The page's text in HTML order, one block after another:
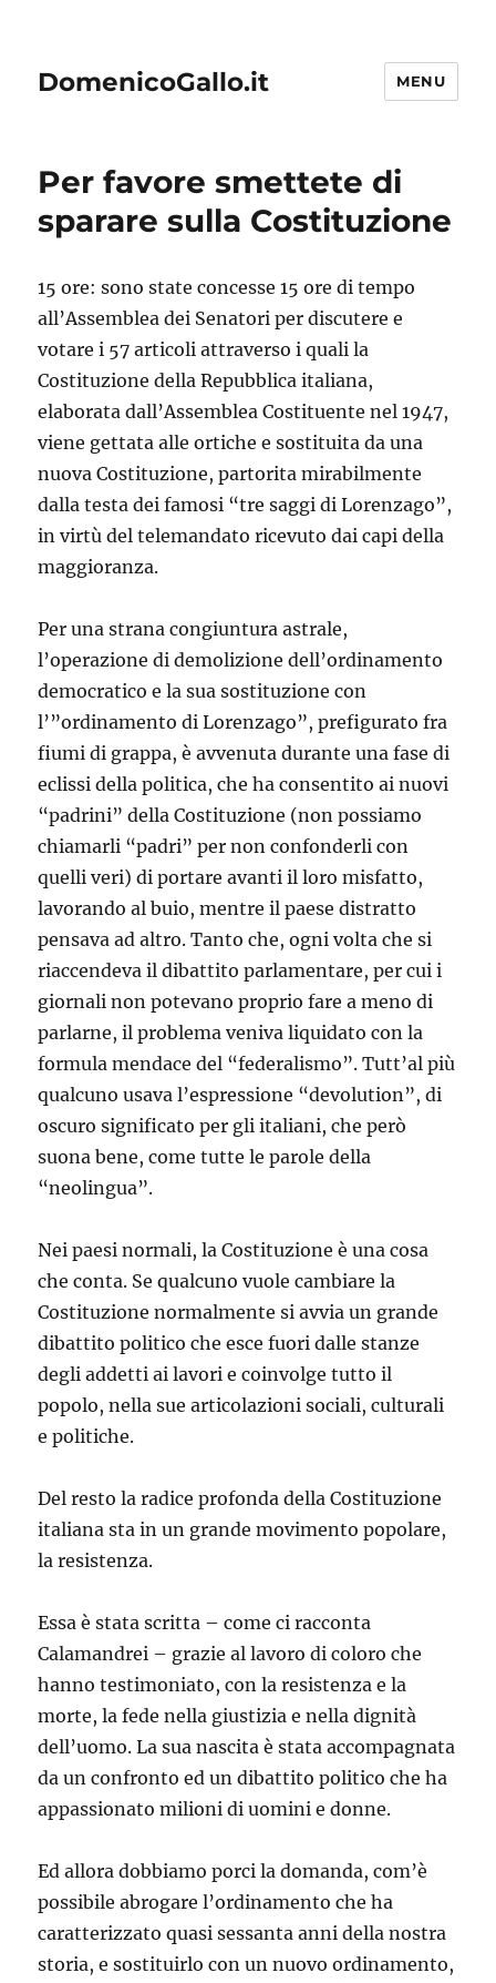
DomenicoGallo.it MENU
Per favore smettete di
sparare sulla Costituzione
15 ore: sono state concesse 15 ore di tempo
all’Assemblea dei Senatori per discutere e
votare i 57 articoli attraverso i quali la
Costituzione della Repubblica italiana,
elaborata dall’Assemblea Costituente nel 1947,
viene gettata alle ortiche e sostituita da una
nuova Costituzione, partorita mirabilmente
dalla testa dei famosi “tre saggi di Lorenzago”,
in virtù del telemandato ricevuto dai capi della
maggioranza.
Per una strana congiuntura astrale,
l’operazione di demolizione dell’ordinamento
democratico e la sua sostituzione con
l’”ordinamento di Lorenzago”, prefigurato fra
fiumi di grappa, è avvenuta durante una fase di
eclissi della politica, che ha consentito ai nuovi
“padrini” della Costituzione (non possiamo
chiamarli “padri” per non confonderli con
quelli veri) di portare avanti il loro misfatto,
lavorando al buio, mentre il paese distratto
pensava ad altro. Tanto che, ogni volta che si
riaccendeva il dibattito parlamentare, per cui i
giornali non potevano proprio fare a meno di
parlarne, il problema veniva liquidato con la
formula mendace del “federalismo”. Tutt’al più
qualcuno usava l’espressione “devolution”, di
oscuro significato per gli italiani, che però
suona bene, come tutte le parole della
“neolingua”.
Nei paesi normali, la Costituzione è una cosa
che conta. Se qualcuno vuole cambiare la
Costituzione normalmente si avvia un grande
dibattito politico che esce fuori dalle stanze
degli addetti ai lavori e coinvolge tutto il
popolo, nella sue articolazioni sociali, culturali
e politiche.
Del resto la radice profonda della Costituzione
italiana sta in un grande movimento popolare,
la resistenza.
Essa è stata scritta – come ci racconta
Calamandrei – grazie al lavoro di coloro che
hanno testimoniato, con la resistenza e la
morte, la fede nella giustizia e nella dignità
dell’uomo. La sua nascita è stata accompagnata
da un confronto ed un dibattito politico che ha
appassionato milioni di uomini e donne.
Ed allora dobbiamo porci la domanda, com’è
possibile abrogare l’ordinamento che ha
caratterizzato quasi sessanta anni della nostra
storia, e sostituirlo con un nuovo ordinamento,